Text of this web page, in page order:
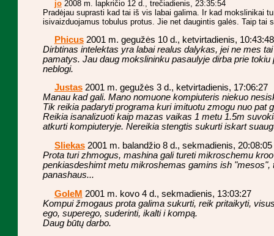
jo2008 m. lapkričio 12 d., trečiadienis, 23:35:54
Pradėjau suprasti kad tai iš vis labai galima. Ir kad mokslinikai
isivaizduojamus tobulus protus. Jie net daugintis galės. Taip tai
Phicus2001 m. gegužės 10 d., ketvirtadienis, 10:43:48
Dirbtinas intelektas yra labai realus dalykas, jei ne mes
pamatys. Jau daug mokslininku pasaulyje dirba prie tokiu
neblogi.
Justas2001 m. gegužės 3 d., ketvirtadienis, 17:06:27
Manau kad gali. Mano nomuone kompiuteris niekuo
Tik reikia padaryti programa kuri imituotu zmogu nuo pat
Reikia isanalizuoti kaip mazas vaikas 1 metu 1.5m
atkurti kompiuteryje. Nereikia stengtis sukurti iskart
Sliekas2001 m. balandžio 8 d., sekmadienis, 20:08:05
Prota turi zhmogus, mashina gali tureti mikroschemu
penkiasdeshimt metu mikroshemas gamins ish "mesos",
panashaus...
GoleM 2001 m. kovo 4 d., sekmadienis, 13:03:27
Kompui žmogaus prota galima sukurti, reik pritaikyti,
ego, superego, suderinti, ikalti i kompą.
Daug būtų darbo.